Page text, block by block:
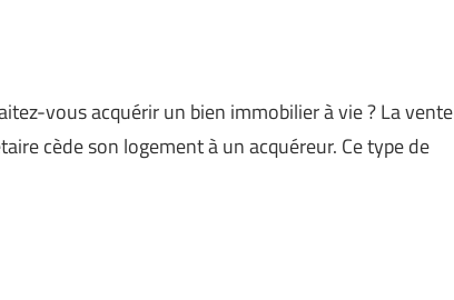
vous acquérir un bien immobilier à vie ? La vente
cède son logement à un acquéreur. Ce type de